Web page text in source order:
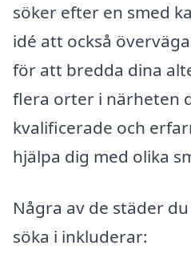
söker efter en smed
idé att också
för att bredda dina
flera orter i närheten
kvalificerade och
hjälpa dig med olika
Några av de städer
söka i inkluderar: